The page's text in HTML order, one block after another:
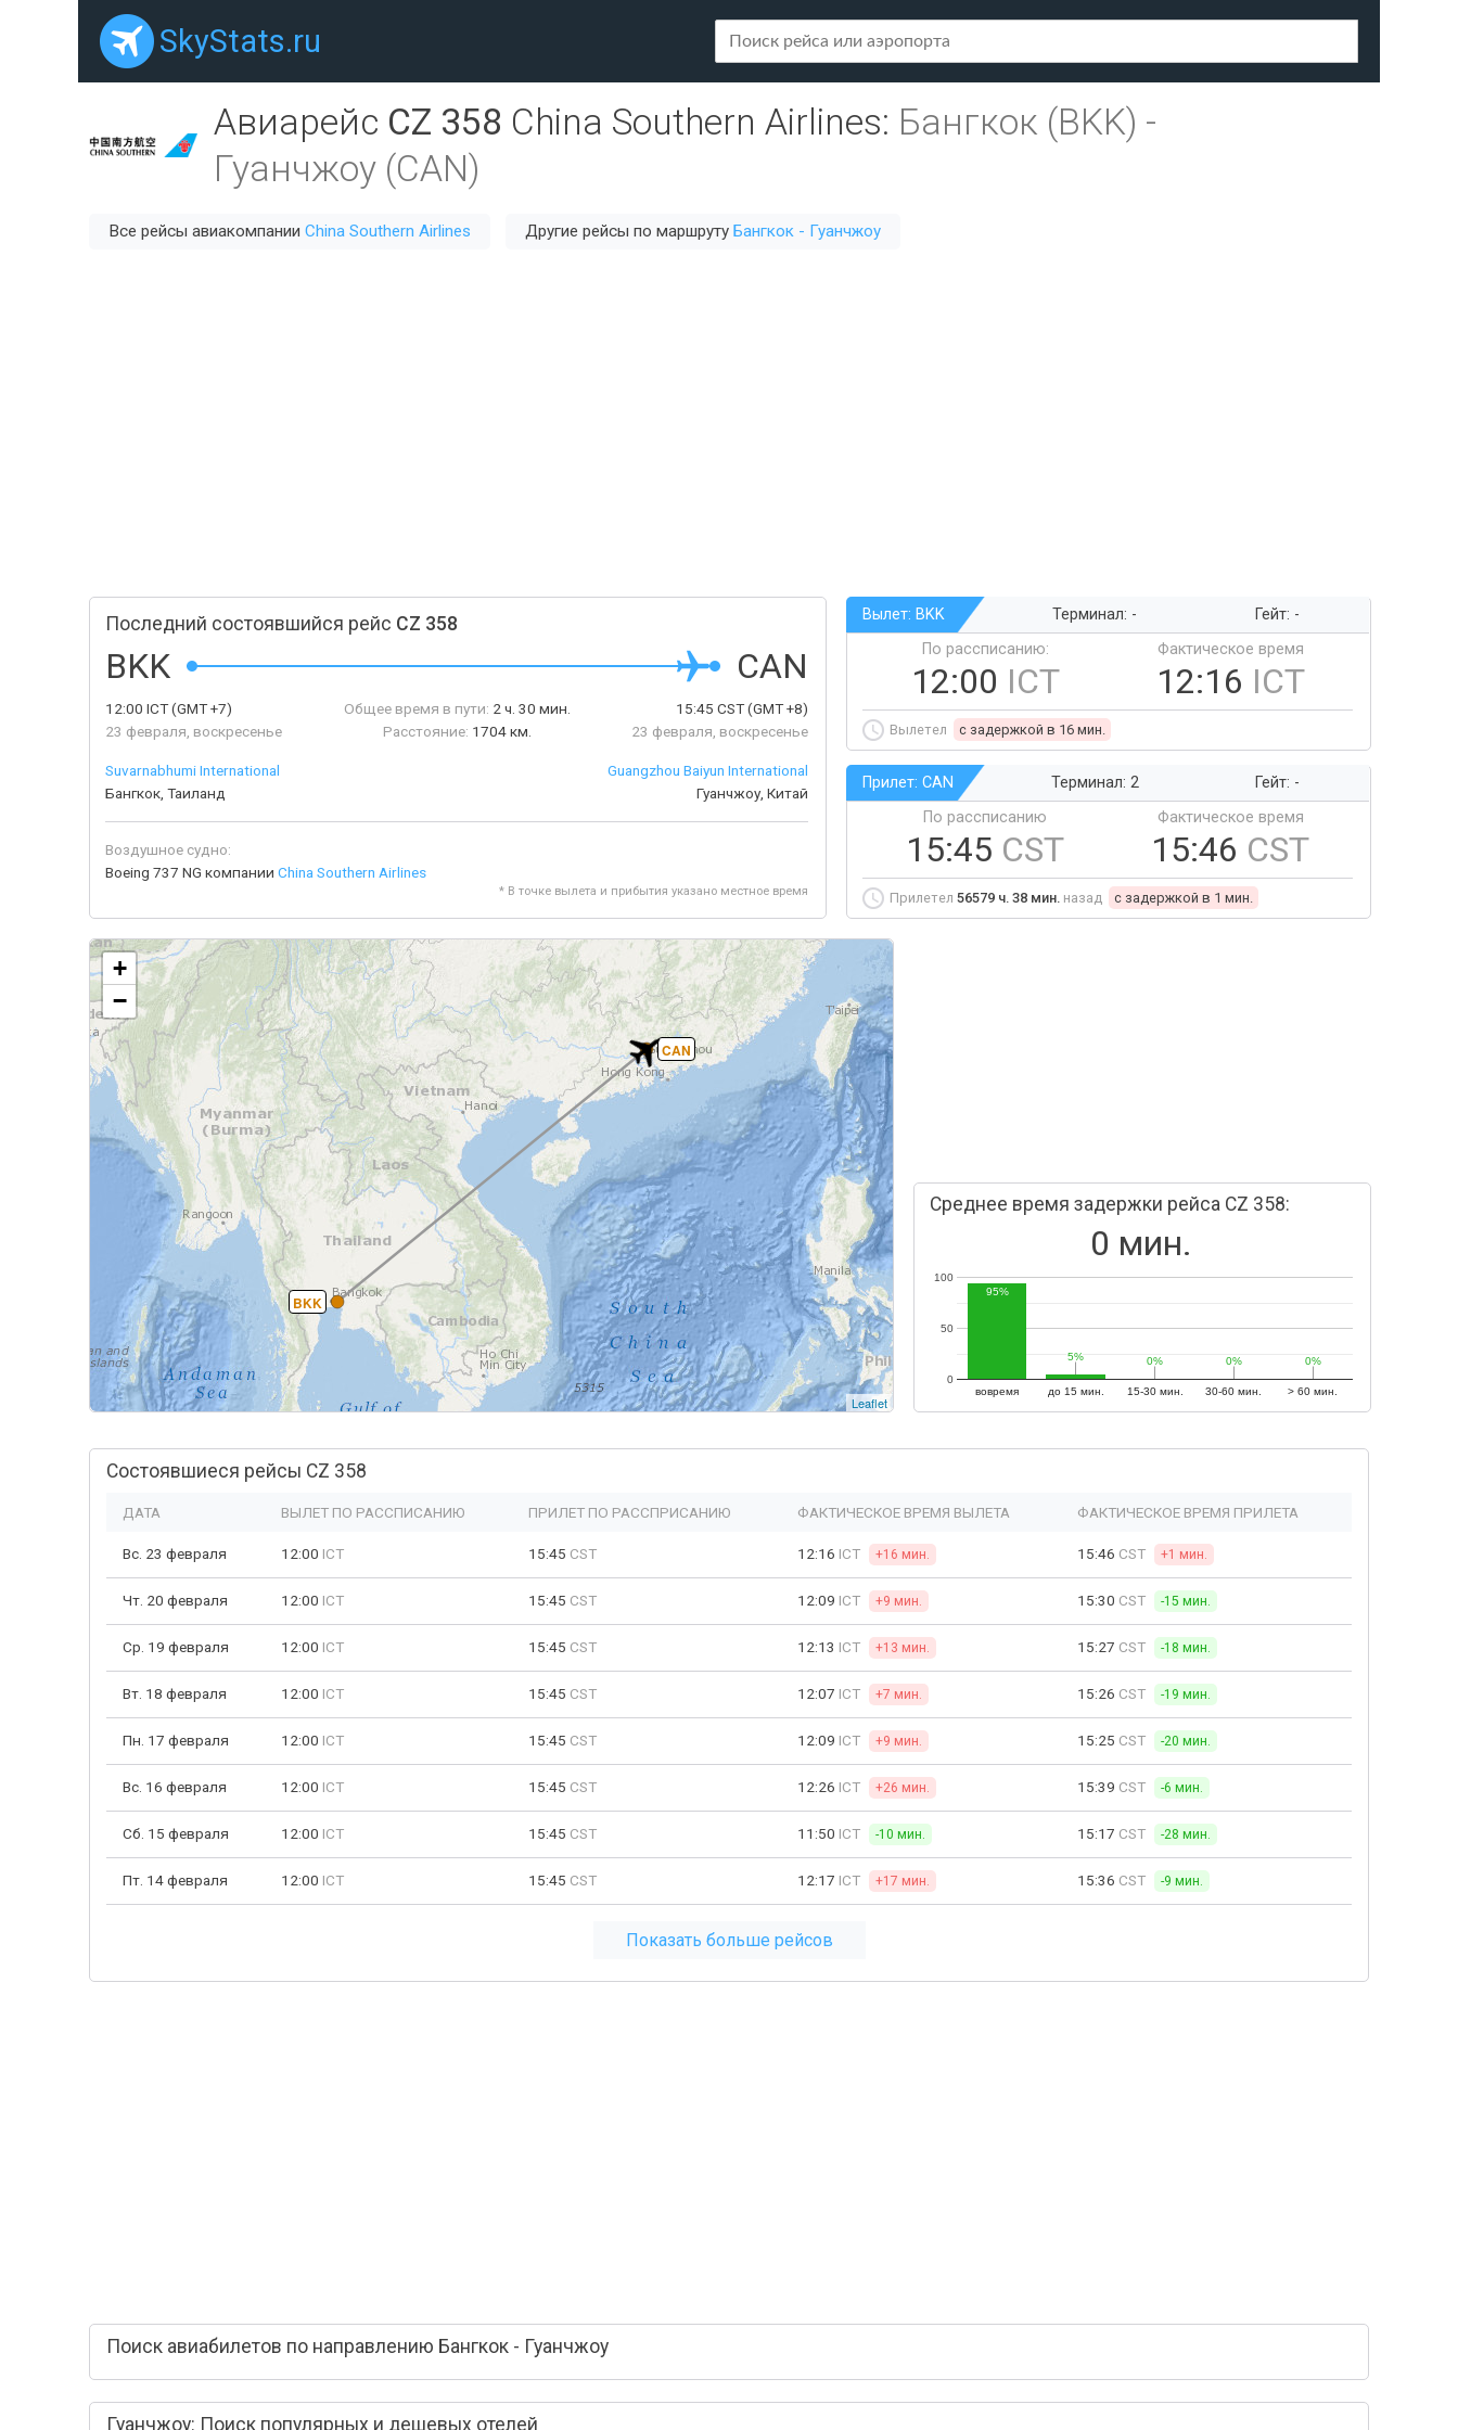
SkyStats.ru
Авиарейс CZ 358 China Southern Airlines: Бангкок (BKK) -
Гуанчжоу (CAN)
Все рейсы авиакомпании China Southern Airlines Другие рейсы по маршруту Бангкок - Гуанчжоу
Последний состоявшийся рейс CZ 358
BKK CAN
12:00 ICT(GMT +7)
23 февраля, воскресенье
Общее время в пути: 2 ч. 30 мин.
Расстояние: 1704 км.
15:45CST(GMT +8)
23 февраля, воскресенье
Suvarnabhumi International
Бангкок, Таиланд
Guangzhou Baiyun International
Гуанчжоу, Китай
Воздушное судно:
Boeing 737 NG компании China Southern Airlines
* В точке вылета и прибытия указано местное время
Вылет: BKK Терминал: -
Гейт: -
По рассписанию:
12:00 ICT
Фактическое время
12:16 ICT
Вылетел c задержкой в 16 мин.
Прилет: CAN Терминал: 2
Гейт: -
По рассписанию
15:45 CST
Фактическое время
15:46 CST
Прилетел 56579 ч. 38 мин. назад c задержкой в 1 мин.
BKK
CAN
+
−
Leaflet
Среднее время задержки рейса CZ 358:
0 мин.
вовремя до 15 мин. 15-30 мин. 30-60 мин. > 60 мин.
0
50
100
95%
5%
5% 0%
0% 0%
0% 0%
0%
Состоявшиеся рейсы CZ 358
ДАТА ВЫЛЕТ ПО РАССПИСАНИЮ ПРИЛЕТ ПО РАССПРИСАНИЮ ФАКТИЧЕСКОЕ ВРЕМЯ ВЫЛЕТА ФАКТИЧЕСКОЕ ВРЕМЯ ПРИЛЕТА
Вс. 23 февраля 12:00 ICT 15:45 CST 12:16 ICT +16 мин. 15:46 CST +1 мин.
Чт. 20 февраля 12:00 ICT 15:45 CST 12:09 ICT +9 мин. 15:30 CST -15 мин.
Ср. 19 февраля 12:00 ICT 15:45 CST 12:13 ICT +13 мин. 15:27 CST -18 мин.
Вт. 18 февраля 12:00 ICT 15:45 CST 12:07 ICT +7 мин. 15:26 CST -19 мин.
Пн. 17 февраля 12:00 ICT 15:45 CST 12:09 ICT +9 мин. 15:25 CST -20 мин.
Вс. 16 февраля 12:00 ICT 15:45 CST 12:26 ICT +26 мин. 15:39 CST -6 мин.
Сб. 15 февраля 12:00 ICT 15:45 CST 11:50 ICT -10 мин. 15:17 CST -28 мин.
Пт. 14 февраля 12:00 ICT 15:45 CST 12:17 ICT +17 мин. 15:36 CST -9 мин.
Показать больше рейсов
Поиск авиабилетов по направлению Бангкок - Гуанчжоу
Гуанчжоу: Поиск популярных и дешевых отелей